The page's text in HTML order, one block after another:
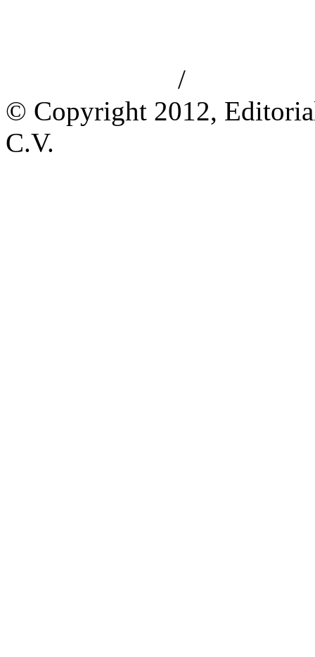
/
© Copyright 2012,
C.V.